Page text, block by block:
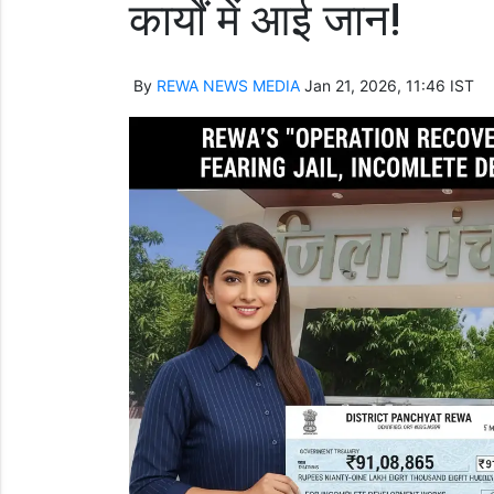
कार्यों में आई जान!
By REWA NEWS MEDIA Jan 21, 2026, 11:46 IST